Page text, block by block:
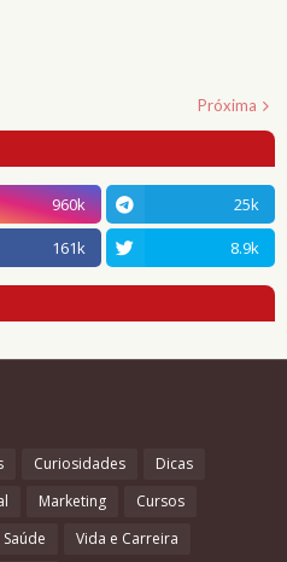
Próxima
960k
25k
161k 8.9k
Curiosidades
Dicas
Marketing
Cursos
Saúde
Vida e Carreira